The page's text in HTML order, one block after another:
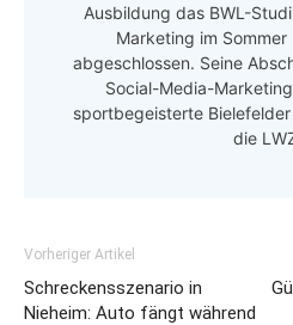
Ausbildung das BWL-
Marketing im
abgeschlossen. Seine
Social-Media-
sportbegeisterte
die
Vorheriger Artikel
Schreckensszenario in
Nieheim: Auto fängt während